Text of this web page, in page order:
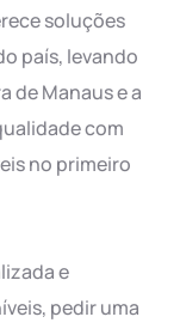
soluções
país, levando
de Manaus e a
com
no primeiro
e
pedir uma